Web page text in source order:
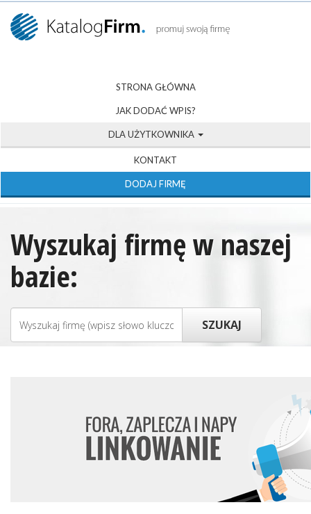
STRONA GŁÓWNA
JAK DODAĆ WPIS?
DLA UŻYTKOWNIKA
KONTAKT
DODAJ FIRMĘ
Wyszukaj firmę w naszej
bazie: